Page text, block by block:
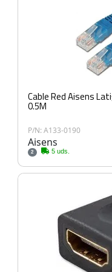
Cable Red Aisens
0.5M
P/N: A133-0190
Aisens
2 5 uds.